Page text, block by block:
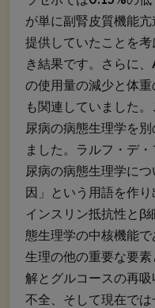
が単に副腎皮質機能
提供していたことを
き結果です。さらに
の使用量の減少と体
も関連していました
尿病の病態生理学を
ました。ラルフ・デ
尿病の病態生理学に
因」という用語を作り
インスリン抵抗性とβ
態生理学の中核機能
生理の他の重要な要
解とグルコースの再
不全、そして現在で